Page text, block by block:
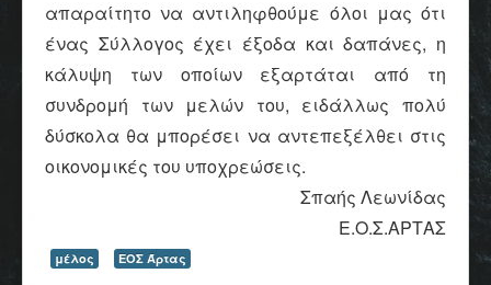
απαραίτητο να αντιληφθούμε όλοι μας ότι
ένας Σύλλογος έχει έξοδα και δαπάνες, η
κάλυψη των οποίων εξαρτάται από τη
συνδρομή των μελών του, ειδάλλως πολύ
δύσκολα θα μπορέσει να αντεπεξέλθει στις
οικονομικές του υποχρεώσεις.
Σπαής Λεωνίδας
Ε.Ο.Σ.ΑΡΤΑΣ
μέλος ΕΟΣ Άρτας